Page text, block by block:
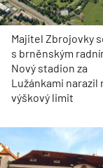
Majitel Zbrojovky
s brněnským
Nový stadion za
Lužánkami narazil
výškový limit